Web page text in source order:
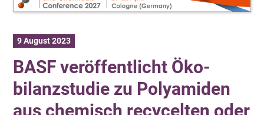
9 August 2023
BASF ver­öffent­licht Öko­
bilanz­studie zu Poly­amiden
aus chemisch recycelten oder